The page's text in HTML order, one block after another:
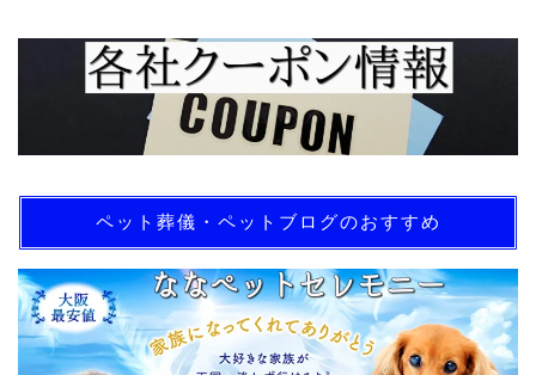
ペット葬儀・ペットブログのおすすめ